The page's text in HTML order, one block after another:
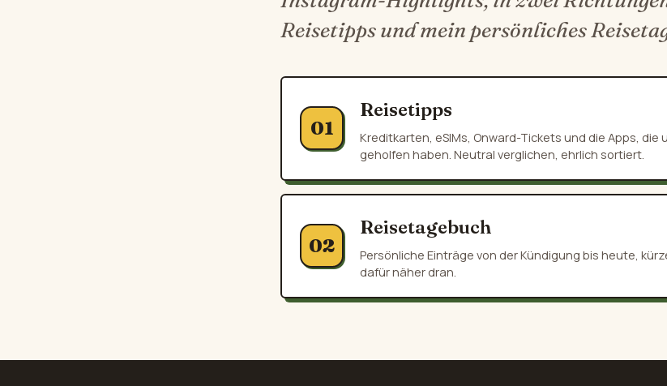
Reisetipps und mein persönliches
01
Reisetipps
Kreditkarten, eSIMs, Onward-Tickets und die Apps, die
geholfen haben. Neutral verglichen, ehrlich sortiert.
02
Reisetagebuch
Persönliche Einträge von der Kündigung bis heute,
dafür näher dran.